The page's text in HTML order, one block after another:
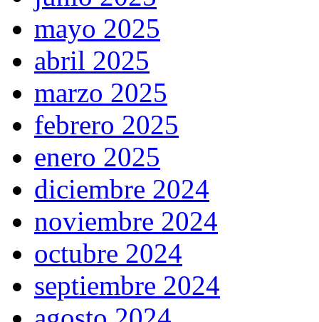
mayo 2025
abril 2025
marzo 2025
febrero 2025
enero 2025
diciembre 2024
noviembre 2024
octubre 2024
septiembre 2024